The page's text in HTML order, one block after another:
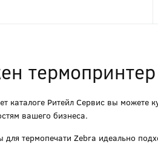
каталоге Ритейл Сервис вы можете
вашего бизнеса.
для термопечати Zebra идеально